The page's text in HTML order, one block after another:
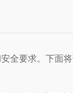
全要求。下面